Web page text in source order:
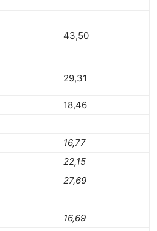
43,50
29,31
18,46
16,77
22,15
27,69
16,69